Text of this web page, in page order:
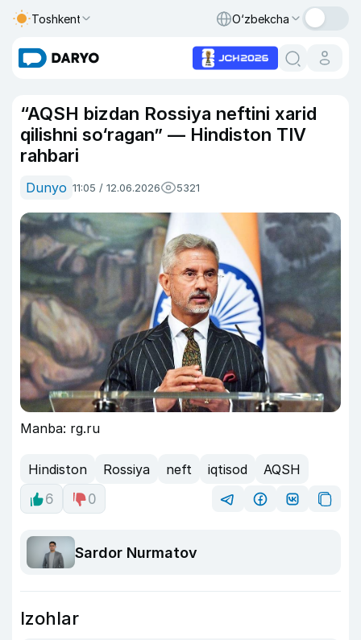
Toshkent O‘zbekcha
“AQSH bizdan Rossiya neftini xarid
qilishni so‘ragan” — Hindiston TIV
rahbari
Dunyo 11:05 / 12.06.2026 5321
Manba: rg.ru
Hindiston Rossiya neft iqtisod
AQSH
6
0
Sardor Nurmatov
Izohlar